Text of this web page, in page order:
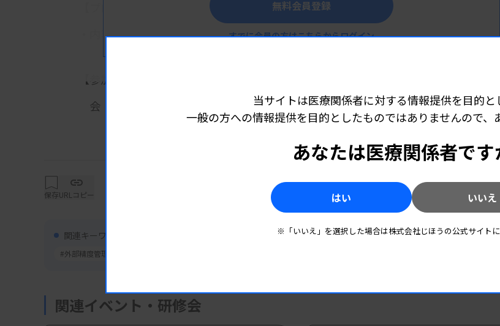
・内容：徳臨技 精度管理調査報告会（微生物）
早川貴範先生（徳島県立中央病院メディエンス検査室）
【参加費・定員など】
会 費：技師会員無料、非会員の検査技師 5000円
詳細はこちら
無料会員登録
すでに会員の方はこちらからログイン
保存URLコピー
関連キーワード
#外部精度管理調査
関連イベント・研修会
当サイトは医療関係者に対する情報提供を目的と
一般の方への情報提供を目的としたものではありませんので、
あなたは医療関係者です
はい いいえ
※「いいえ」を選択した場合は株式会社じほうの公式サイトに